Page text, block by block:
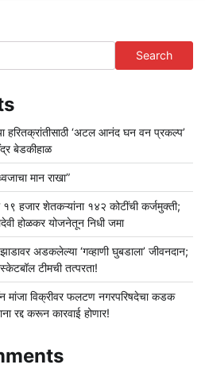
Search
हरितक्रांतीसाठी ‘अटल आनंद घन वन प्रकल्प’
बेडकीहाळ
मान राखा”
१९ हजार शेतकऱ्यांना १४२ कोटींची कर्जमुक्ती;
होळकर योजनेतून निधी जमा
अडकलेल्या ‘गव्हाणी घुबडाला’ जीवनदान;
टीमची तत्परता!
मांजा विक्रीवर फलटण नगरपरिषदेचा कडक
रद्द करून कारवाई होणार!